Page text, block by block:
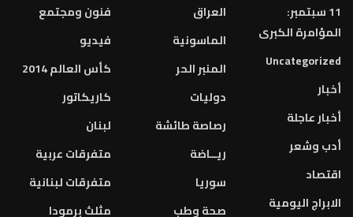
11 سبتمبر:
المؤامرة الكبرى
Uncategorized
أخبار
أخبار عاجلة
أدب وشعر
اقتصاد
الابراج اليومية
العراق
الماسونية
المنبر الحر
دوليات
رصاصة طائشة
ريــاضة
سوريا
صحة وطب
فنون ومجتمع
فيديو
كأس العالم 2014
كاريكاتور
لبنان
متفرقات عربية
متفرقات لبنانية
مثلث برمودا